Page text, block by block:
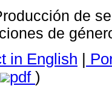
de
de
in English |
pdf )